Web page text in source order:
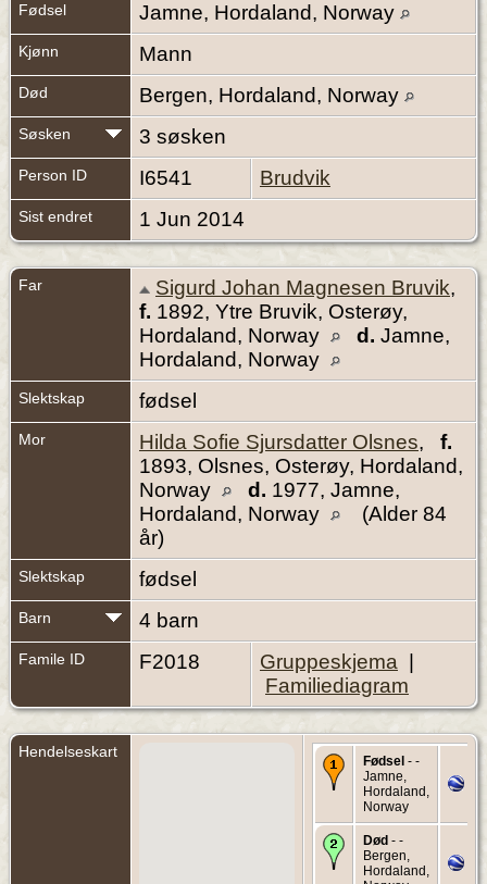
Fødsel Jamne, Hordaland, Norway
Kjønn Mann
Død Bergen, Hordaland, Norway
Søsken 3 søsken
Person ID I6541 Brudvik
Sist endret 1 Jun 2014
Far Sigurd Johan Magnesen Bruvik,
f. 1892, Ytre Bruvik, Osterøy,
Hordaland, Norway
d. Jamne,
Hordaland, Norway
Slektskap fødsel
Mor Hilda Sofie Sjursdatter Olsnes, f.
1893, Olsnes, Osterøy, Hordaland,
Norway
d. 1977, Jamne,
Hordaland, Norway
(Alder 84
år)
Slektskap fødsel
Barn 4 barn
Famile ID F2018 Gruppeskjema
Familiediagram
Hendelseskart
Fødsel - -
Jamne,
Hordaland,
Norway
Død - -
Bergen,
Hordaland,